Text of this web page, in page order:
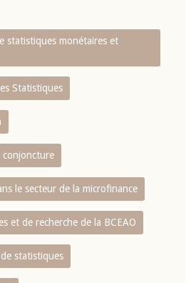
statistiques monétaires et
Statistiques
conjoncture
le secteur de la microfinance
et de recherche de la BCEAO
statistiques